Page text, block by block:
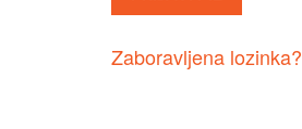
Zaboravljena lozinka?